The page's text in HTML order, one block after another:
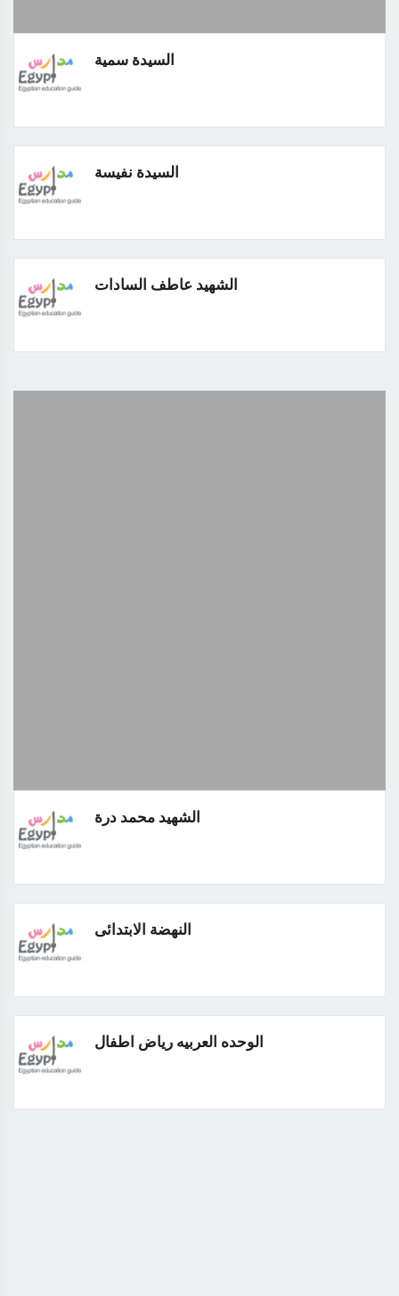
السيدة سمية
السيدة نفيسة
الشهيد عاطف السادات
الشهيد محمد درة
النهضة الابتدائى
الوحده العربيه رياض اطفال